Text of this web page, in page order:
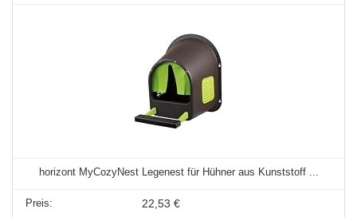
horizont MyCozyNest Legenest für Hühner aus Kunststoff ...
22,53 €